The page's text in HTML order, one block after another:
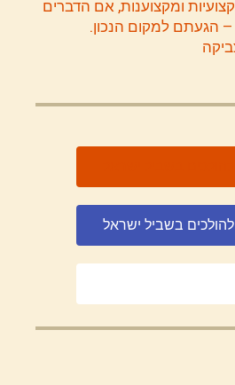
ומקצוענות, אם הדברים
הגעתם למקום הנכון.
בשביל ישראל